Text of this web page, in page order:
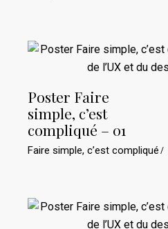
Poster Faire
simple, c’est
compliqué – 01
Faire simple, c’est compliqué